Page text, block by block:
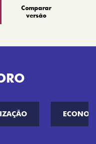
Comparar
versão